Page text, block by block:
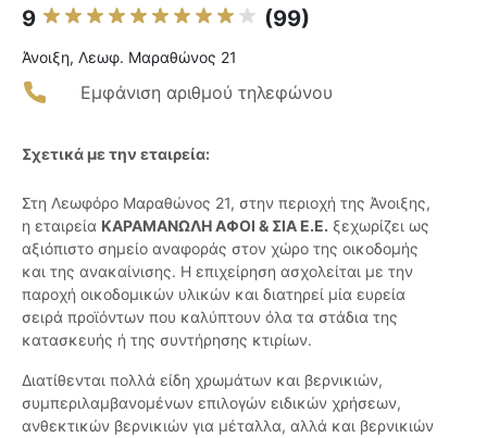
9 (99)
Άνοιξη, Λεωφ. Μαραθώνος 21
Εμφάνιση αριθμού τηλεφώνου
Σχετικά με την εταιρεία:
Στη Λεωφόρο Μαραθώνος 21, στην περιοχή της Άνοιξης,
η εταιρεία ΚΑΡΑΜΑΝΩΛΗ ΑΦΟΙ & ΣΙΑ Ε.Ε. ξεχωρίζει ως
αξιόπιστο σημείο αναφοράς στον χώρο της οικοδομής
και της ανακαίνισης. Η επιχείρηση ασχολείται με την
παροχή οικοδομικών υλικών και διατηρεί μία ευρεία
σειρά προϊόντων που καλύπτουν όλα τα στάδια της
κατασκευής ή της συντήρησης κτιρίων.
Διατίθενται πολλά είδη χρωμάτων και βερνικιών,
συμπεριλαμβανομένων επιλογών ειδικών χρήσεων,
ανθεκτικών βερνικιών για μέταλλα, αλλά και βερνικιών